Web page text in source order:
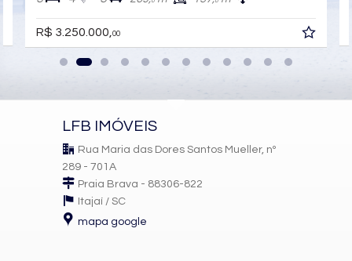
3.250.000,00 R$
LFB IMÓVEIS
Rua Maria das Dores Santos Mueller, nº
289 - 701A
Praia Brava - 88306-822
Itajaí / SC
mapa google